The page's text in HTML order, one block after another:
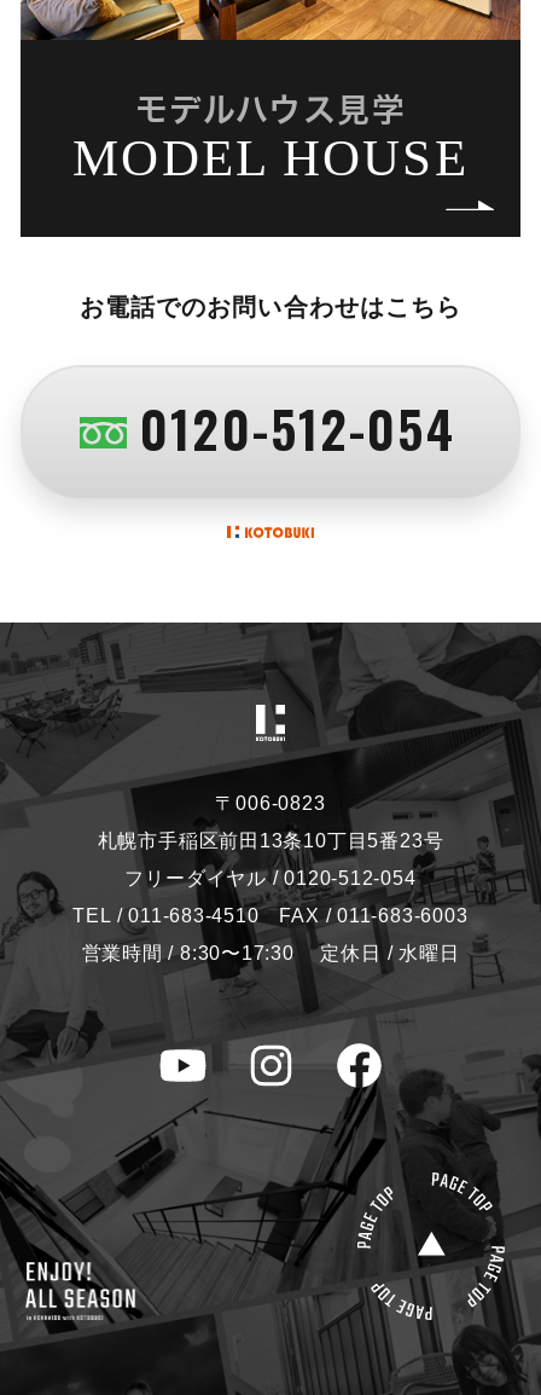
モデルハウス見学
MODEL HOUSE
お電話でのお問い合わせはこちら
0120-512-054
〒006-0823
札幌市手稲区前田13条10丁目5番23号
フリーダイヤル / 0120-512-054
TEL / 011-683-4510 FAX / 011-683-6003
営業時間 / 8:30〜17:30 定休日 / 水曜日